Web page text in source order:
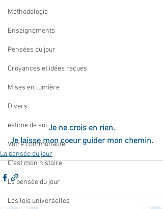
Méthodologie
Enseignements
Pensées du jour
Croyances et idées reçues
Mises en lumière
Divers
estime de soi
Votre communauté
C'est mon histoire
La pensée du jour
Les lois universelles
Je ne crois en rien.
Je laisse mon coeur guider mon chemin.
La pensée du jour